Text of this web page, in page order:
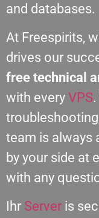
and databases.
At Freespirits,
drives our
free technical
with every VPS
team is always
by your side at
with any
Ihr Server is